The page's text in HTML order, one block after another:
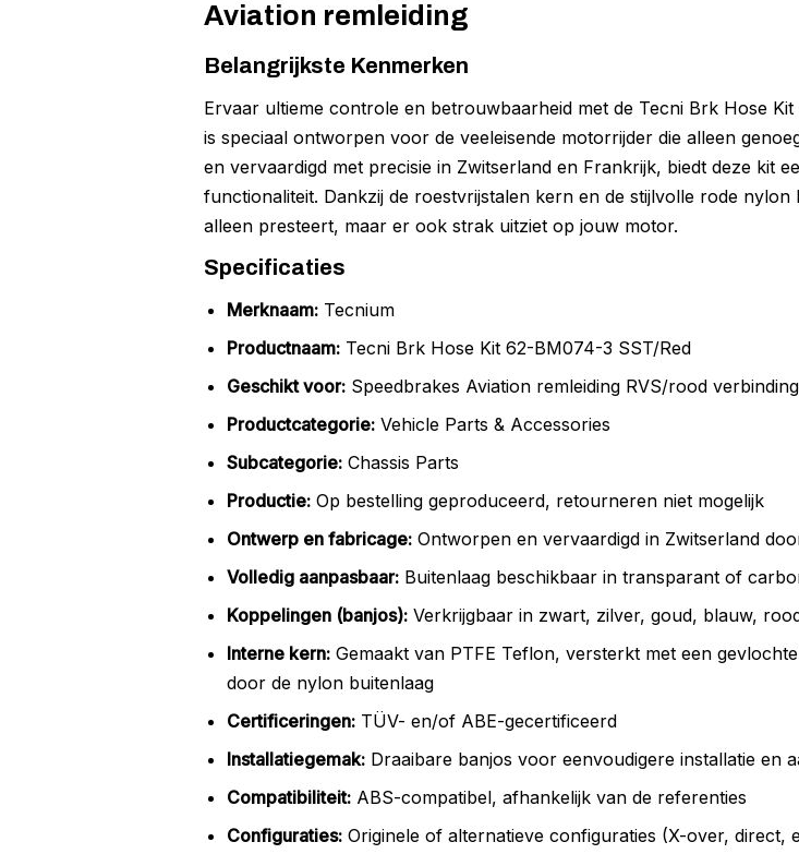
Aviation remleiding
Belangrijkste Kenmerken
Ervaar ultieme controle en betrouwbaarheid met de Tecni Brk Hose
is speciaal ontworpen voor de veeleisende motorrijder die alleen
en vervaardigd met precisie in Zwitserland en Frankrijk, biedt deze kit
functionaliteit. Dankzij de roestvrijstalen kern en de stijlvolle rode
alleen presteert, maar er ook strak uitziet op jouw motor.
Specificaties
Merknaam:Tecnium
Productnaam:Tecni Brk Hose Kit 62-BM074-3 SST/Red
Geschikt voor:Speedbrakes Aviation remleiding RVS/rood verbinding
Productcategorie:Vehicle Parts & Accessories
Subcategorie:Chassis Parts
Productie:Op bestelling geproduceerd, retourneren niet mogelijk
Ontwerp en fabricage:Ontworpen en vervaardigd in Zwitserland
Volledig aanpasbaar:Buitenlaag beschikbaar in transparant of
Koppelingen (banjos):Verkrijgbaar in zwart, zilver, goud, blauw,
Interne kern:Gemaakt van PTFE Teflon, versterkt met een
door de nylon buitenlaag
Certificeringen:TÜV- en/of ABE-gecertificeerd
Installatiegemak:Draaibare banjos voor eenvoudigere installatie en
Compatibiliteit:ABS-compatibel, afhankelijk van de referenties
Configuraties:Originele of alternatieve configuraties (X-over, direct,